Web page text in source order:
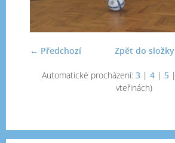
← Předchozí Zpět do složky
Automatické procházení: 3 | 4 | 5 |
vteřinách)